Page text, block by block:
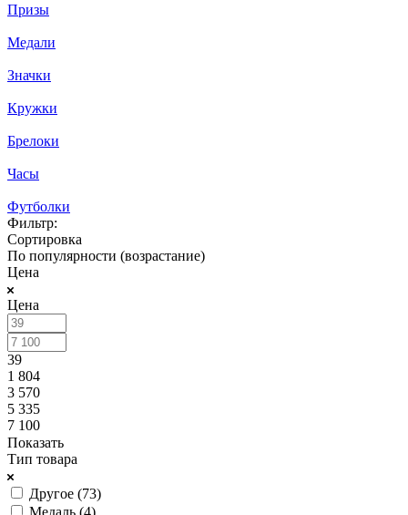
Призы
Медали
Значки
Кружки
Брелоки
Часы
Футболки
Фильтр:
Сортировка
По популярности (возрастание)
Цена
Цена
39
1 804
3 570
5 335
7 100
Показать
Тип товара
Другое (73)
Медаль (4)